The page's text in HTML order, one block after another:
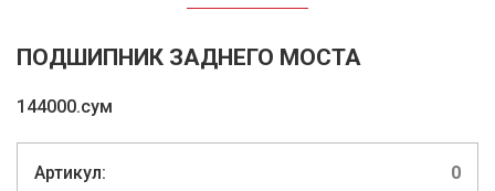
ПОДШИПНИК ЗАДНЕГО МОСТА
144000.сум
Артикул: 0